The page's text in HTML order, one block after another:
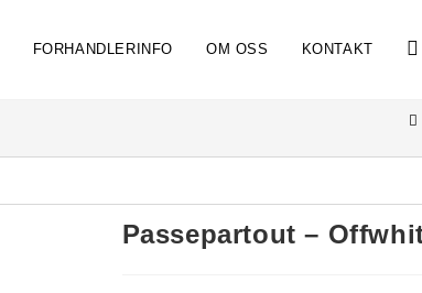
FORHANDLERINFO OM OSS KONTAKT
Passepartout –